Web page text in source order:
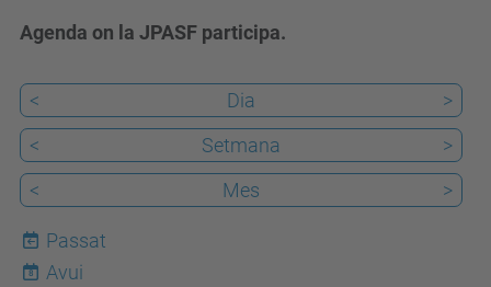
Agenda on la JPASF participa.
< Dia
>
<
Setmana
>
<
Mes >
Passat
8
Avui